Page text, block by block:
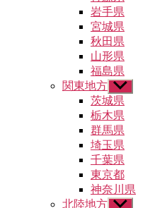
メ
ニ
ュ
ー
を
表
示
岩手県
宮城県
秋田県
山形県
福島県
関東地方 サ
ブ
メ
ニ
ュ
ー
を
表
示
茨城県
栃木県
群馬県
埼玉県
千葉県
東京都
神奈川県
北陸地方 サ